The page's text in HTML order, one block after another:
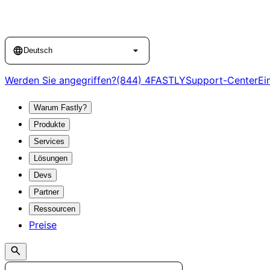
Language
Deutsch
Werden Sie angegriffen?(844) 4FASTLYSupport-Center
Warum Fastly?
Produkte
Services
Lösungen
Devs
Partner
Ressourcen
Preise